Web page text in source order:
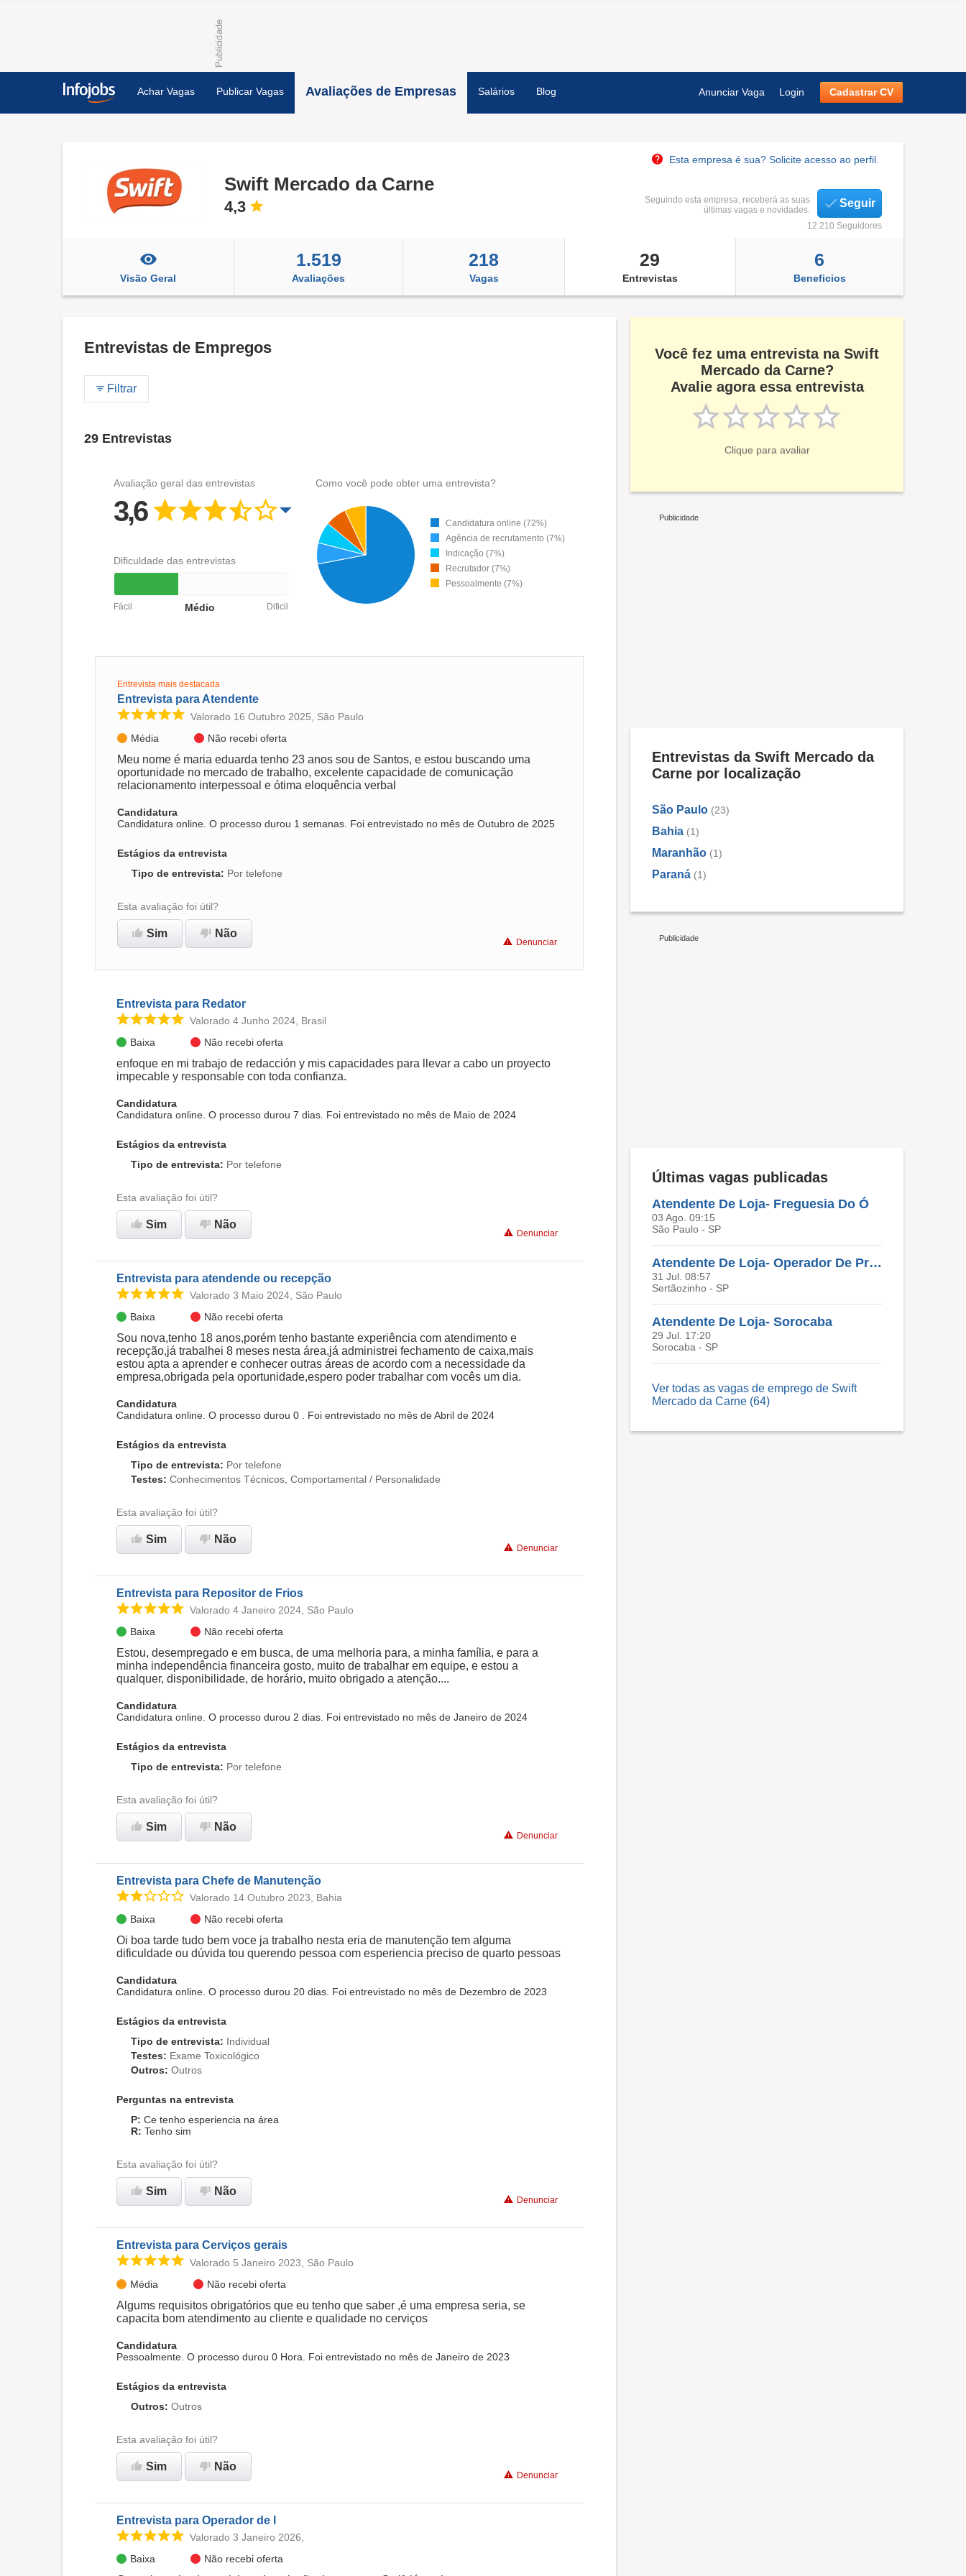
Achar Vagas Publicar Vagas Avaliações de Empresas Salários Blog Anunciar Vaga Login Cadastrar CV
Esta empresa é sua? Solicite acesso ao perfil.
Swift Mercado da Carne
4,3
Seguindo esta empresa, receberá as suas
últimas vagas e novidades.
Seguir
12.210 Seguidores
Visão Geral
1.519
Avaliações
218
Vagas
29
Entrevistas
6
Beneficios
Entrevistas de Empregos
Filtrar
29 Entrevistas
Avaliação geral das entrevistas
3,6
Dificuldade das entrevistas
Fácil Médio Dificil
Como você pode obter uma entrevista?
Candidatura online (72%)
Agência de recrutamento (7%)
Indicação (7%)
Recrutador (7%)
Pessoalmente (7%)
Entrevista mais destacada
Entrevista para Atendente
Valorado 16 Outubro 2025, São Paulo
Média
Não recebi oferta
Meu nome é maria eduarda tenho 23 anos sou de Santos, e estou buscando uma
oportunidade no mercado de trabalho, excelente capacidade de comunicação
relacionamento interpessoal e ótima eloquência verbal
Candidatura
Candidatura online. O processo durou 1 semanas. Foi entrevistado no mês de Outubro de 2025
Estágios da entrevista
Tipo de entrevista: Por telefone
Esta avaliação foi útil?
Sim Não
Denunciar
Entrevista para Redator
Valorado 4 Junho 2024, Brasil
Baixa
Não recebi oferta
enfoque en mi trabajo de redacción y mis capacidades para llevar a cabo un proyecto
impecable y responsable con toda confianza.
Candidatura
Candidatura online. O processo durou 7 dias. Foi entrevistado no mês de Maio de 2024
Estágios da entrevista
Tipo de entrevista: Por telefone
Esta avaliação foi útil?
Sim Não
Denunciar
Entrevista para atendende ou recepção
Valorado 3 Maio 2024, São Paulo
Baixa
Não recebi oferta
Sou nova,tenho 18 anos,porém tenho bastante experiência com atendimento e
recepção,já trabalhei 8 meses nesta área,já administrei fechamento de caixa,mais
estou apta a aprender e conhecer outras áreas de acordo com a necessidade da
empresa,obrigada pela oportunidade,espero poder trabalhar com vocês um dia.
Candidatura
Candidatura online. O processo durou 0 . Foi entrevistado no mês de Abril de 2024
Estágios da entrevista
Tipo de entrevista: Por telefone
Testes: Conhecimentos Técnicos, Comportamental / Personalidade
Esta avaliação foi útil?
Sim Não
Denunciar
Entrevista para Repositor de Frios
Valorado 4 Janeiro 2024, São Paulo
Baixa
Não recebi oferta
Estou, desempregado e em busca, de uma melhoria para, a minha família, e para a
minha independência financeira gosto, muito de trabalhar em equipe, e estou a
qualquer, disponibilidade, de horário, muito obrigado a atenção....
Candidatura
Candidatura online. O processo durou 2 dias. Foi entrevistado no mês de Janeiro de 2024
Estágios da entrevista
Tipo de entrevista: Por telefone
Esta avaliação foi útil?
Sim Não
Denunciar
Entrevista para Chefe de Manutenção
Valorado 14 Outubro 2023, Bahia
Baixa
Não recebi oferta
Oi boa tarde tudo bem voce ja trabalho nesta eria de manutenção tem alguma
dificuldade ou dúvida tou querendo pessoa com esperiencia preciso de quarto pessoas
Candidatura
Candidatura online. O processo durou 20 dias. Foi entrevistado no mês de Dezembro de 2023
Estágios da entrevista
Tipo de entrevista: Individual
Testes: Exame Toxicológico
Outros: Outros
Perguntas na entrevista
Ce tenho esperiencia na área
Tenho sim
Esta avaliação foi útil?
Sim Não
Denunciar
Entrevista para Cerviços gerais
Valorado 5 Janeiro 2023, São Paulo
Média
Não recebi oferta
Algums requisitos obrigatórios que eu tenho que saber ,é uma empresa seria, se
capacita bom atendimento au cliente e qualidade no cerviços
Candidatura
Pessoalmente. O processo durou 0 Hora. Foi entrevistado no mês de Janeiro de 2023
Estágios da entrevista
Outros: Outros
Esta avaliação foi útil?
Sim Não
Denunciar
Entrevista para Operador de l
Valorado 3 Janeiro 2026,
Baixa
Não recebi oferta
Você fez uma entrevista na Swift
Mercado da Carne?
Avalie agora essa entrevista
Clique para avaliar
Entrevistas da Swift Mercado da
Carne por localização
São Paulo (23)
Bahia (1)
Maranhão (1)
Paraná (1)
Últimas vagas publicadas
Atendente De Loja- Freguesia Do Ó
03 Ago. 09:15
São Paulo - SP
Atendente De Loja- Operador De Produção
31 Jul. 08:57
Sertãozinho - SP
Atendente De Loja- Sorocaba
29 Jul. 17:20
Sorocaba - SP
Ver todas as vagas de emprego de Swift
Mercado da Carne (64)